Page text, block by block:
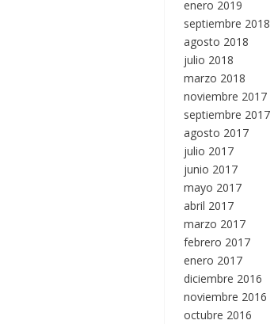
enero 2019
septiembre 2018
agosto 2018
julio 2018
marzo 2018
noviembre 2017
septiembre 2017
agosto 2017
julio 2017
junio 2017
mayo 2017
abril 2017
marzo 2017
febrero 2017
enero 2017
diciembre 2016
noviembre 2016
octubre 2016